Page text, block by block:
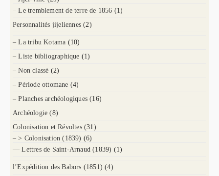
– Le tremblement de terre de 1856 (1)
Personnalités jijeliennes (2)
– La tribu Kotama (10)
– Liste bibliographique (1)
– Non classé (2)
– Période ottomane (4)
– Planches archéologiques (16)
Archéologie (8)
Colonisation et Révoltes (31)
– > Colonisation (1839) (6)
— Lettres de Saint-Arnaud (1839) (1)
l’Expédition des Babors (1851) (4)